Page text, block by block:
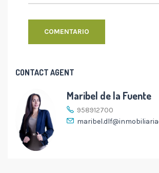
CONTACT AGENT
Maribel de la Fuente
958912700